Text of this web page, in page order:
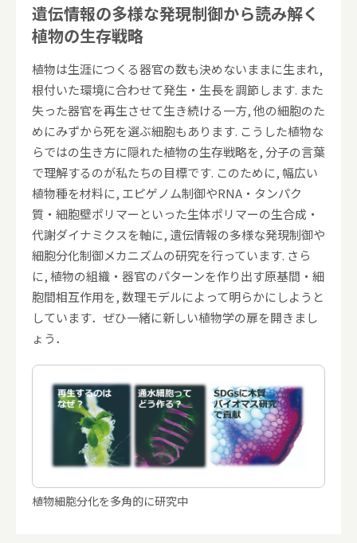
遺伝情報の多様な発現制御から読み解く
植物の生存戦略
植物は生涯につくる器官の数も決めないままに生まれ,
根付いた環境に合わせて発生・生長を調節します. また
失った器官を再生させて生き続ける一方, 他の細胞のた
めにみずから死を選ぶ細胞もあります. こうした植物な
らではの生き方に隠れた植物の生存戦略を, 分子の言葉
で理解するのが私たちの目標です. このために, 幅広い
植物種を材料に, エピゲノム制御やRNA・タンパク
質・細胞壁ポリマーといった生体ポリマーの生合成・
代謝ダイナミクスを軸に, 遺伝情報の多様な発現制御や
細胞分化制御メカニズムの研究を行っています. さら
に, 植物の組織・器官のパターンを作り出す原基間・細
胞間相互作用を, 数理モデルによって明らかにしようと
しています．ぜひ一緒に新しい植物学の扉を開きまし
ょう．
植物細胞分化を多角的に研究中